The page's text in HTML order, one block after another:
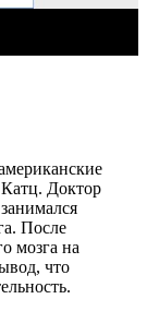
Доктор
После
мозга на
что